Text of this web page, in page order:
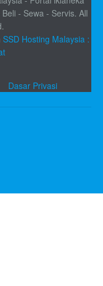
- Sewa - Servis. All
SSD Hosting Malaysia :
Dasar Privasi